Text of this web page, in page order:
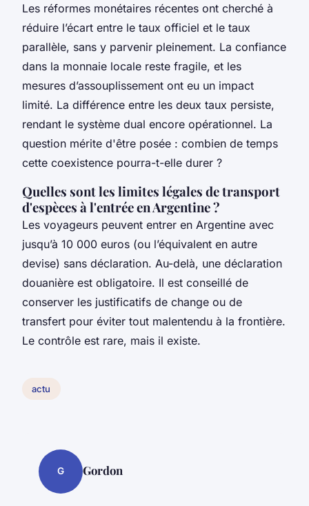
Les réformes monétaires récentes ont cherché à
réduire l’écart entre le taux officiel et le taux
parallèle, sans y parvenir pleinement. La confiance
dans la monnaie locale reste fragile, et les
mesures d’assouplissement ont eu un impact
limité. La différence entre les deux taux persiste,
rendant le système dual encore opérationnel. La
question mérite d'être posée : combien de temps
cette coexistence pourra-t-elle durer ?
Quelles sont les limites légales de transport
d'espèces à l'entrée en Argentine ?
Les voyageurs peuvent entrer en Argentine avec
jusqu’à 10 000 euros (ou l’équivalent en autre
devise) sans déclaration. Au-delà, une déclaration
douanière est obligatoire. Il est conseillé de
conserver les justificatifs de change ou de
transfert pour éviter tout malentendu à la frontière.
Le contrôle est rare, mais il existe.
actu
G Gordon